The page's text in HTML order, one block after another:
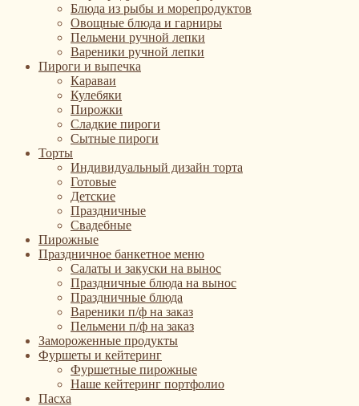
Блюда из рыбы и морепродуктов
Овощные блюда и гарниры
Пельмени ручной лепки
Вареники ручной лепки
Пироги и выпечка
Караваи
Кулебяки
Пирожки
Сладкие пироги
Сытные пироги
Торты
Индивидуальный дизайн торта
Готовые
Детские
Праздничные
Свадебные
Пирожные
Праздничное банкетное меню
Салаты и закуски на вынос
Праздничные блюда на вынос
Праздничные блюда
Вареники п/ф на заказ
Пельмени п/ф на заказ
Замороженные продукты
Фуршеты и кейтеринг
Фуршетные пирожные
Наше кейтеринг портфолио
Пасха